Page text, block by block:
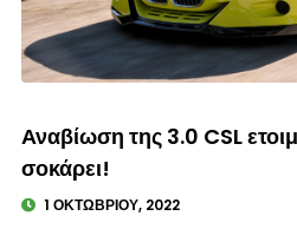
Αναβίωση της 3.0 CSL
σοκάρει!
1 ΟΚΤΩΒΡΊΟΥ, 2022